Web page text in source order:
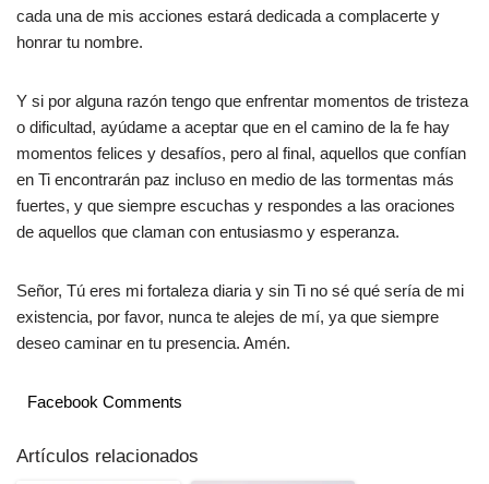
cada una de mis acciones estará dedicada a complacerte y
honrar tu nombre.
Y si por alguna razón tengo que enfrentar momentos de tristeza
o dificultad, ayúdame a aceptar que en el camino de la fe hay
momentos felices y desafíos, pero al final, aquellos que confían
en Ti encontrarán paz incluso en medio de las tormentas más
fuertes, y que siempre escuchas y respondes a las oraciones
de aquellos que claman con entusiasmo y esperanza.
Señor, Tú eres mi fortaleza diaria y sin Ti no sé qué sería de mi
existencia, por favor, nunca te alejes de mí, ya que siempre
deseo caminar en tu presencia. Amén.
Facebook Comments
Artículos relacionados